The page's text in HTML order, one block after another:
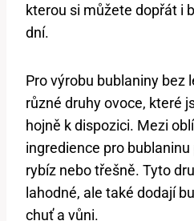
kterou si můžete dopřát i
dní.
Pro výrobu bublaniny bez
různé druhy ovoce, které
hojně k dispozici. Mezi
ingredience pro
rybíz nebo třešně. Tyto
lahodné, ale také dodají
chuť a vůni.